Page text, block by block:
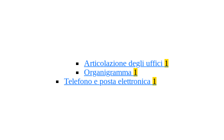
Articolazione degli uffici 1
Organigramma 1
Telefono e posta elettronica 1